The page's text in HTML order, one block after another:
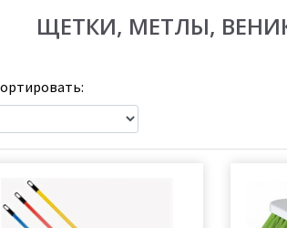
ЩЕТКИ, МЕТЛЫ,